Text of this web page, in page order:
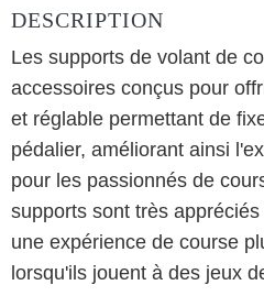
DESCRIPTION
Les supports de volant de
accessoires conçus pour
et réglable permettant de
pédalier, améliorant ainsi
pour les passionnés de
supports sont très
une expérience de course
lorsqu'ils jouent à des jeux